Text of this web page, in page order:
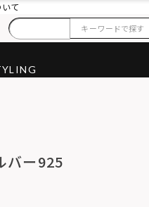
て
バー925